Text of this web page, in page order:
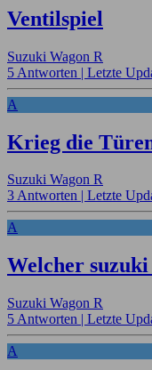
Ventilspiel
Suzuki Wagon R
5 Antworten | Letzte
A
Krieg die
Suzuki Wagon R
3 Antworten | Letzte
A
Welcher
Suzuki Wagon R
5 Antworten | Letzte
A